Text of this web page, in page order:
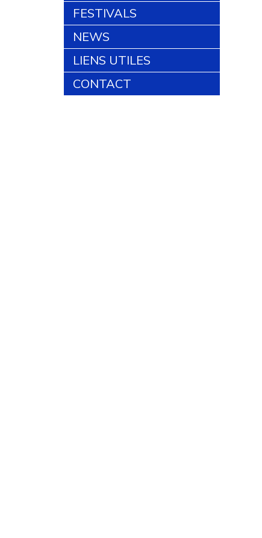
FESTIVALS
NEWS
LIENS UTILES
CONTACT